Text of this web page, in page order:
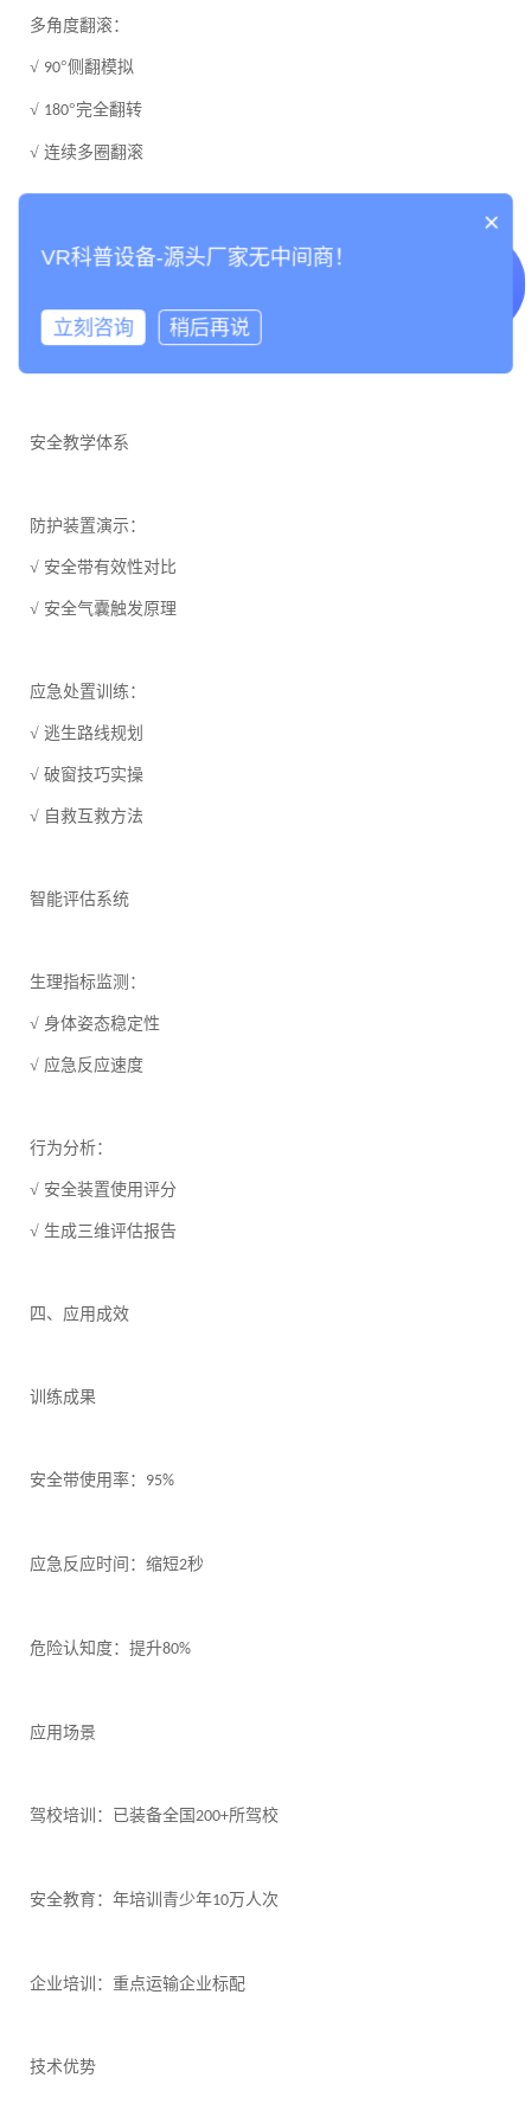
多角度翻滚：
√ 90°侧翻模拟
√ 180°完全翻转
√ 连续多圈翻滚
√ 外部场景动态变化
安全教学体系
防护装置演示：
√ 安全带有效性对比
√ 安全气囊触发原理
应急处置训练：
√ 逃生路线规划
√ 破窗技巧实操
√ 自救互救方法
智能评估系统
生理指标监测：
√ 身体姿态稳定性
√ 应急反应速度
行为分析：
√ 安全装置使用评分
√ 生成三维评估报告
四、应用成效
训练成果
安全带使用率： 95%
应急反应时间：缩短2秒
危险认知度：提升80%
应用场景
驾校培训：已装备全国 200+所驾校
安全教育：年培训青少年10万人次
企业培训：重点运输企业标配
技术优势
×
VR科普设备-源头厂家无中间商！
立刻咨询 稍后再说